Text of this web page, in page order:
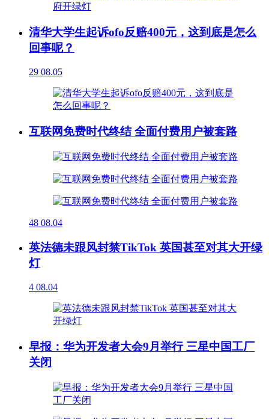
清华大学生起诉ofo反赔400元，这到底是怎么
回事呢？
29 08.05
互联网免费时代终结 全面付费用户被套路
48 08.04
英法德未跟风封禁TikTok 英国甚至对其大开绿
灯
4 08.04
早报：华为开发者大会9月举行 三星中国工厂
关闭